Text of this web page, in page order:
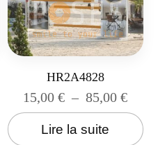
HR2A4828
15,00€ – 85,00€
Lire la suite